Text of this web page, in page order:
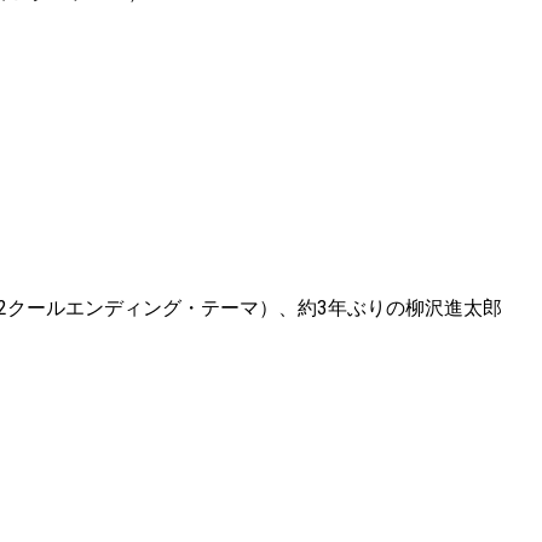
クールエンディング・テーマ）、約3年ぶりの柳沢進太郎